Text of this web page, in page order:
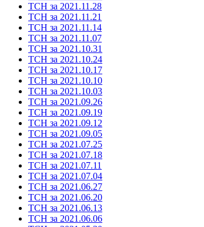
ТСН за 2021.11.28
ТСН за 2021.11.21
ТСН за 2021.11.14
ТСН за 2021.11.07
ТСН за 2021.10.31
ТСН за 2021.10.24
ТСН за 2021.10.17
ТСН за 2021.10.10
ТСН за 2021.10.03
ТСН за 2021.09.26
ТСН за 2021.09.19
ТСН за 2021.09.12
ТСН за 2021.09.05
ТСН за 2021.07.25
ТСН за 2021.07.18
ТСН за 2021.07.11
ТСН за 2021.07.04
ТСН за 2021.06.27
ТСН за 2021.06.20
ТСН за 2021.06.13
ТСН за 2021.06.06